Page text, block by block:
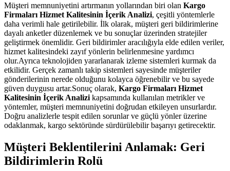
Müşteri memnuniyetini artırmanın yollarından biri olan Kargo
Firmaları Hizmet Kalitesinin İçerik Analizi, çeşitli yöntemlerle
daha verimli hale getirilebilir. İlk olarak, müşteri geri bildirimlerine
dayalı anketler düzenlemek ve bu sonuçlar üzerinden stratejiler
geliştirmek önemlidir. Geri bildirimler aracılığıyla elde edilen veriler,
hizmet kalitesindeki zayıf yönlerin belirlenmesine yardımcı
olur.Ayrıca teknolojiden yararlanarak izleme sistemleri kurmak da
etkilidir. Gerçek zamanlı takip sistemleri sayesinde müşteriler
gönderilerinin nerede olduğunu kolayca öğrenebilir ve bu sayede
güven duygusu artar.Sonuç olarak, Kargo Firmaları Hizmet
Kalitesinin İçerik Analizi kapsamında kullanılan metrikler ve
yöntemler, müşteri memnuniyetini doğrudan etkileyen unsurlardır.
Doğru analizlerle tespit edilen sorunlar ve güçlü yönler üzerine
odaklanmak, kargo sektöründe sürdürülebilir başarıyı getirecektir.
Müşteri Beklentilerini Anlamak: Geri
Bildirimlerin Rolü